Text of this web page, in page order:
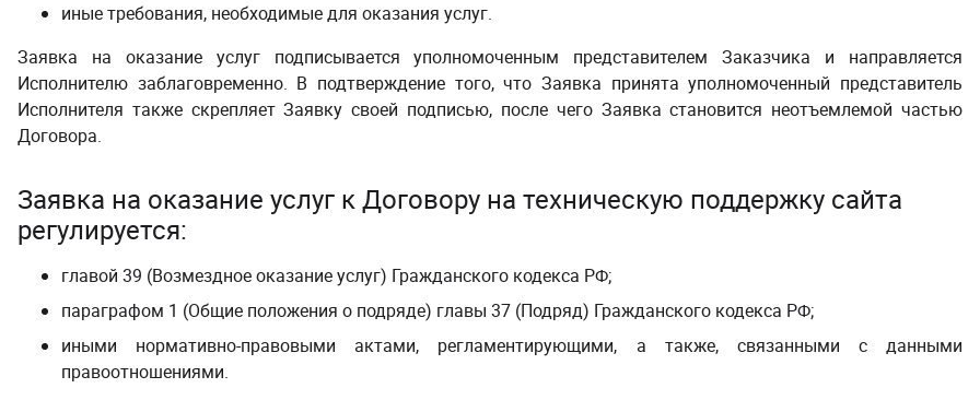
иные требования, необходимые для оказания услуг.
Заявка на оказание услуг подписывается уполномоченным представителем Заказчика и направляется
Исполнителю заблаговременно. В подтверждение того, что Заявка принята уполномоченный представитель
Исполнителя также скрепляет Заявку своей подписью, после чего Заявка становится неотъемлемой частью
Договора.
Заявка на оказание услуг к Договору на техническую поддержку сайта
регулируется:
главой 39 (Возмездное оказание услуг) Гражданского кодекса РФ;
параграфом 1 (Общие положения о подряде) главы 37 (Подряд) Гражданского кодекса РФ;
иными нормативно-правовыми актами, регламентирующими, а также, связанными с данными
правоотношениями.